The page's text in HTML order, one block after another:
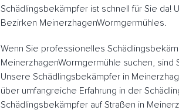
Schädlingsbekämpfer ist schnell für Sie da!
Bezirken MeinerzhagenWormgermühles.
Wenn Sie professionelles
MeinerzhagenWormgermühle suchen, sind
Unsere Schädlingsbekämpfer in
über umfangreiche Erfahrung in der
Schädlingsbekämpfer auf Straßen in